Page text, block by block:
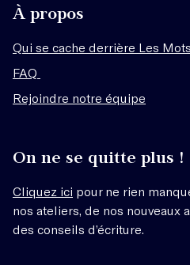
À propos
Qui se cache derrière Les
FAQ
Rejoindre notre équipe
On ne se quitte plus !
Cliquez ici pour ne rien
nos ateliers, de nos nouveaux
des conseils d’écriture.